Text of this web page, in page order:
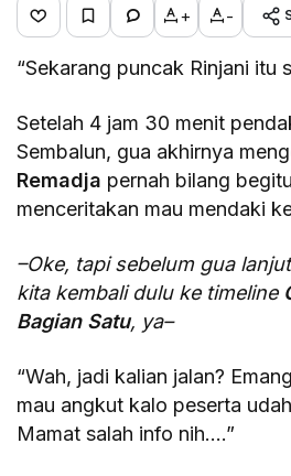
+ -
“Sekarang puncak Rinjani itu
Setelah 4 jam 30 menit
Sembalun, gua akhirnya
Remadja pernah bilang
menceritakan mau mendaki
–Oke, tapi sebelum gua
kita kembali dulu ke timeline
Bagian Satu, ya–
“Wah, jadi kalian jalan?
mau angkut kalo peserta
Mamat salah info nih….”